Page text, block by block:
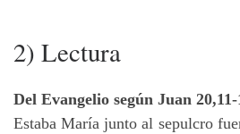
2) Lectura
Del Evangelio según Juan 20,11-
Estaba María junto al sepulcro